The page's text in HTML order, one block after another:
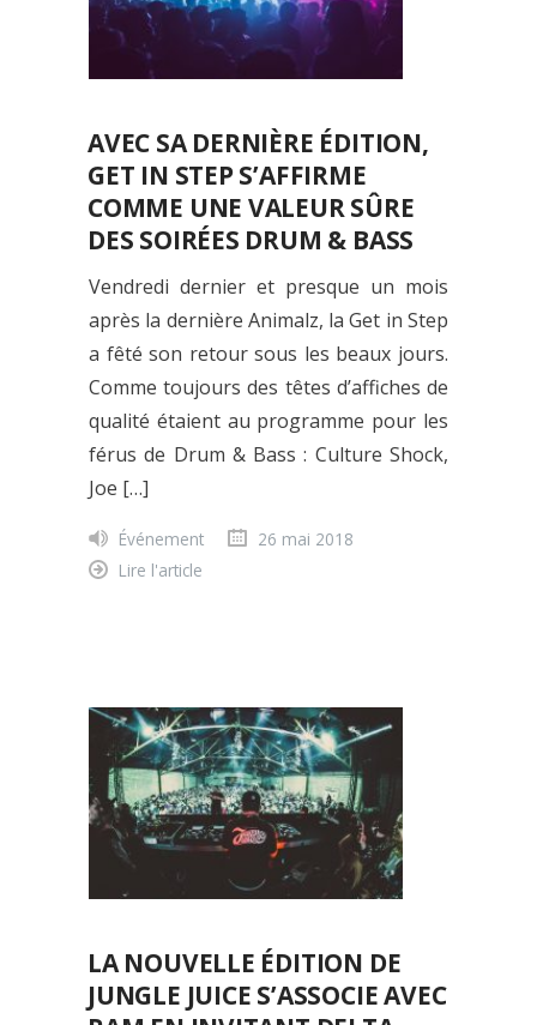
AVEC SA DERNIÈRE ÉDITION,
GET IN STEP S’AFFIRME
COMME UNE VALEUR SÛRE
DES SOIRÉES DRUM & BASS
Vendredi dernier et presque un mois
après la dernière Animalz, la Get in Step
a fêté son retour sous les beaux jours.
Comme toujours des têtes d’affiches de
qualité étaient au programme pour les
férus de Drum & Bass : Culture Shock,
Joe […]
Événement
26 mai 2018
Lire l'article
LA NOUVELLE ÉDITION DE
JUNGLE JUICE S’ASSOCIE AVEC